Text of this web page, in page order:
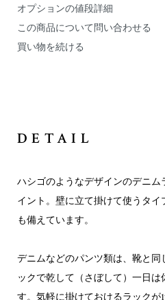
オプションの値段詳細
この商品について問い合わせる
買い物を続ける
DETAIL
ハシゴのようなデザインのデニ
イント。壁に立て掛けて使うタ
も備えています。
デニムなどのパンツ類は、靴と
ックで乾して（さぼして）一日